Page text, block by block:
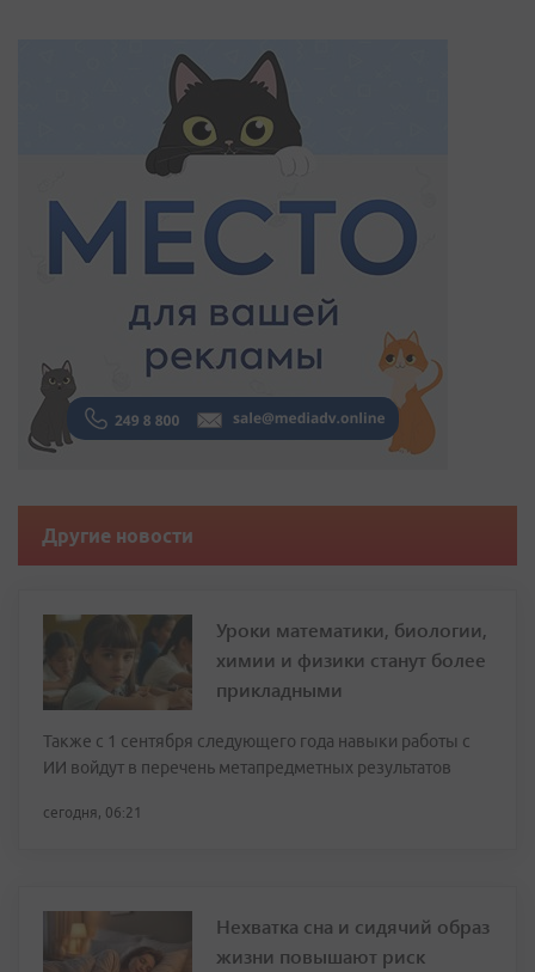
Другие новости
Уроки математики, биологии,
химии и физики станут более
прикладными
Также с 1 сентября следующего года навыки работы с
ИИ войдут в перечень метапредметных результатов
сегодня, 06:21
Нехватка сна и сидячий образ
жизни повышают риск